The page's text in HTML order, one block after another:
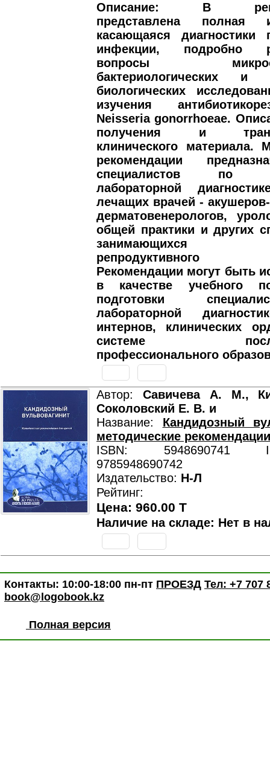
Описание: В
представлена полная
касающаяся диагностики
инфекции, подробно
вопросы
бактериологических и
биологических
изучения
Neisseria gonorrhoeae.
получения и
клинического материала.
рекомендации
специалистов по
лабораторной
лечащих врачей - акушеров-
дерматовенерологов,
общей практики и других
занимающихся
репродуктивного
Рекомендации могут быть
в качестве учебного
подготовки
лабораторной
интернов, клинических
системе
профессионального
Автор: Савичева А. М.,
Соколовский Е. В. и
Название: Кандидозный
методические
ISBN: 5948690741
9785948690742
Издательство: Н-Л
Рейтинг:
Цена: 960.00 T
Наличие на складе: Нет в
Контакты: 10:00-18:00 пн-пт ПРОЕЗД Тел: +7 707
book@logobook.kz
Полная версия